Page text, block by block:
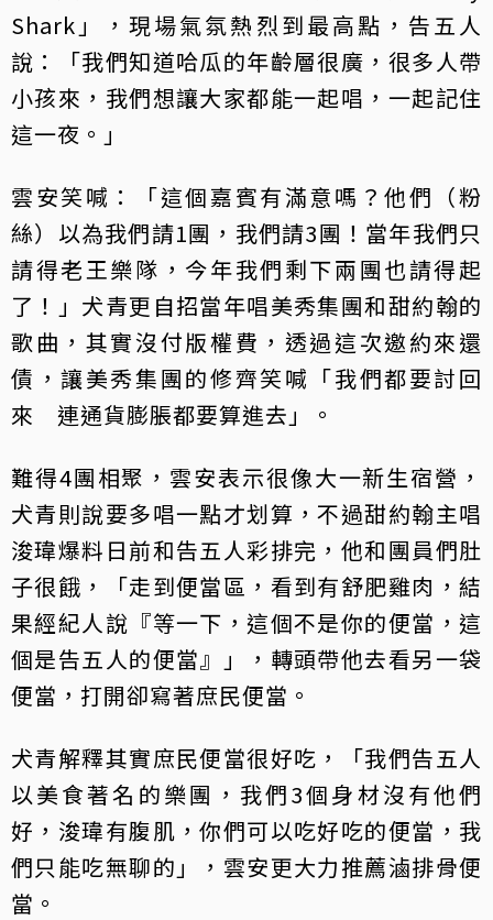
Shark」，現場氣氛熱烈到最高點，告五人
說：「我們知道哈瓜的年齡層很廣，很多人帶
小孩來，我們想讓大家都能一起唱，一起記住
這一夜。」
雲安笑喊：「這個嘉賓有滿意嗎？他們（粉
絲）以為我們請1團，我們請3團！當年我們只
請得老王樂隊，今年我們剩下兩團也請得起
了！」犬青更自招當年唱美秀集團和甜約翰的
歌曲，其實沒付版權費，透過這次邀約來還
債，讓美秀集團的修齊笑喊「我們都要討回
來 連通貨膨脹都要算進去」。
難得4團相聚，雲安表示很像大一新生宿營，
犬青則說要多唱一點才划算，不過甜約翰主唱
浚瑋爆料日前和告五人彩排完，他和團員們肚
子很餓，「走到便當區，看到有舒肥雞肉，結
果經紀人說『等一下，這個不是你的便當，這
個是告五人的便當』」，轉頭帶他去看另一袋
便當，打開卻寫著庶民便當。
犬青解釋其實庶民便當很好吃，「我們告五人
以美食著名的樂團，我們3個身材沒有他們
好，浚瑋有腹肌，你們可以吃好吃的便當，我
們只能吃無聊的」，雲安更大力推薦滷排骨便
當。